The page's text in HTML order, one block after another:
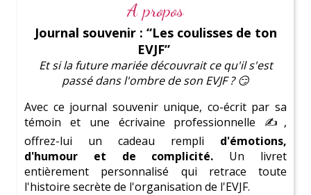
On te prévient : Ici tu vas devenir une
Témoin de Mariage
Découvre desuperbes activités
Consulte notreblog complet
Amuse-toi avec letest de personnalité
A propos
Journal souvenir : “Les coulisses de ton
EVJF”
Et si la future mariée découvraitce qu'il s'est
passé dans l'ombre de son EVJF? 😏
Avec ce journal souvenir unique, co-écrit par sa
témoin et une écrivaine professionnelle ✍️,
offrez-lui un cadeau rempli d'émotions,
d'humour et de complicité. Un livret
entièrement personnalisé qui retrace toute
l'histoire secrète de l'organisation de l'EVJF.